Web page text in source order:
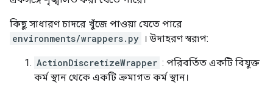
'reward': array(0., dtype=float32),
'step_type': array(2, dtype=int32)})
কিছু সাধারণ চাদরে খুঁজে পাওয়া যেতে পারে
environments/wrappers.py । উদাহরণ স্বরূপ:
ActionDiscretizeWrapper : পরিবর্তিত একটি বিযুক্ত
কর্ম স্থান থেকে একটি ক্রমাগত কর্ম স্থান।